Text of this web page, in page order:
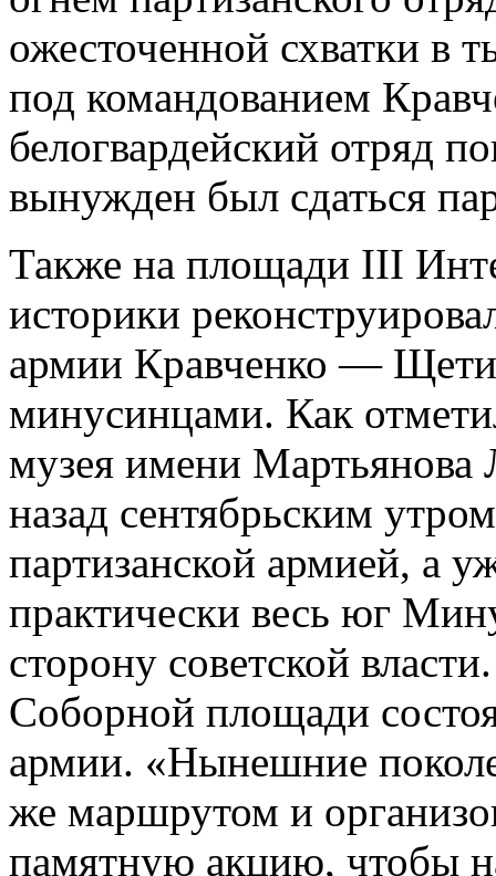
ожесточенной схватки в
под командованием
белогвардейский отряд
вынужден был сдаться
Также на площади III
историки
армии Кравченко —
минусинцами. Как
музея имени Мартьянова
назад сентябрьским
партизанской армией, а
практически весь юг
сторону советской
Соборной площади
армии. «Нынешние
же маршрутом и
памятную акцию, чтобы